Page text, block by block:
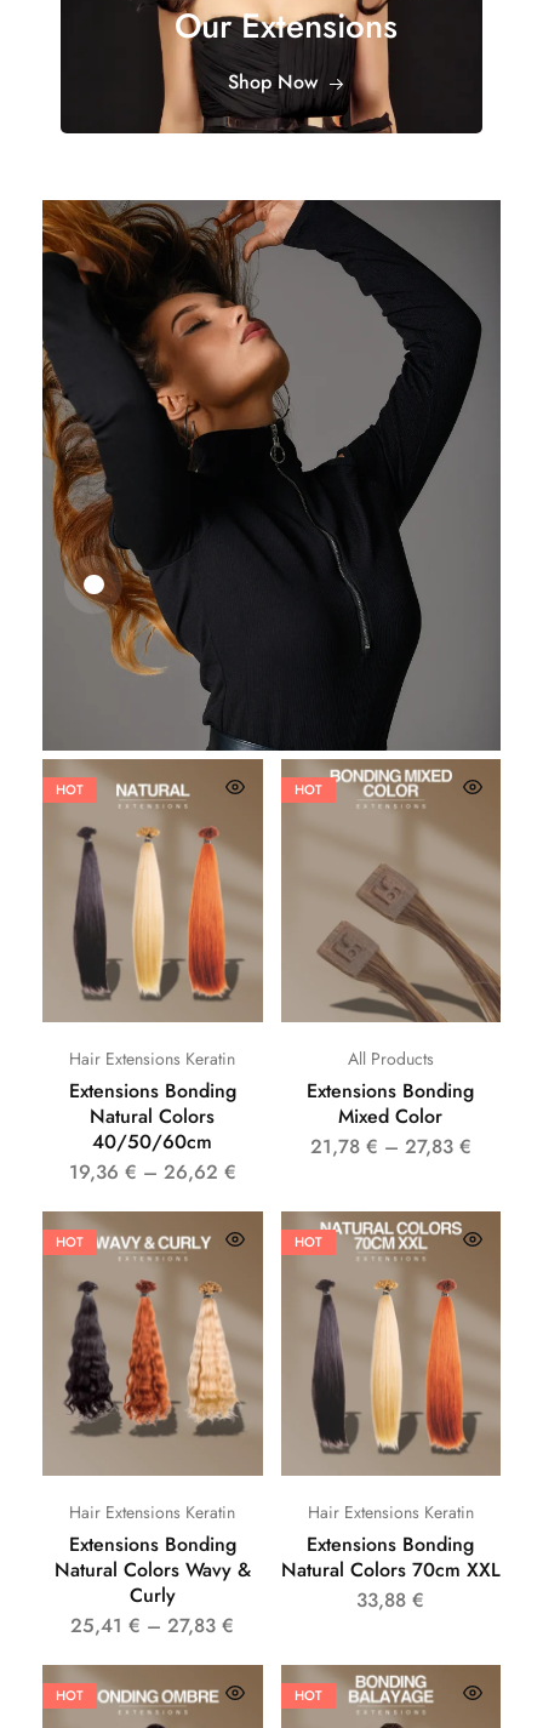
Our Extensions
Shop Now
25,41 27,83
HOT
Hair Extensions Keratin
Extensions Bonding
Natural Colors
40/50/60cm
19,36 € – 26,62 €
HOT
All Products
Extensions Bonding
Mixed Color
21,78 € – 27,83 €
HOT
Hair Extensions Keratin
Extensions Bonding
Natural Colors Wavy &
Curly
25,41€ –27,83€
HOT
Hair Extensions Keratin
Extensions Bonding
Natural Colors 70cm XXL
33,88€
HOT HOT